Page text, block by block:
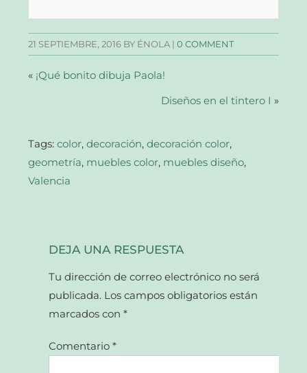
abre
una
ventana
nueva)
abre
una
ventana
nueva)
abre
una
ventana
nueva)
correo
a
un
amigo
abre
en
ventana
21 SEPTIEMBRE, 2016 BY ÉNOLA |0 COMMENT
« ¡Qué bonito dibuja Paola!
Diseños en el tintero I »
Tags:color,decoración,decoración color,
geometría, muebles color, muebles diseño,
Valencia
DEJA UNA RESPUESTA
Tu dirección de correo electrónico no será
publicada. Los campos obligatorios están
marcados con*
Comentario*